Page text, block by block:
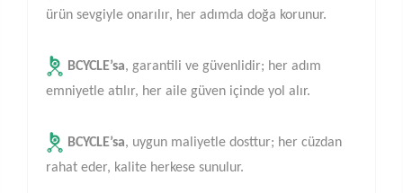
ürün sevgiyle onarılır, her adımda doğa korunur.
BCYCLE’sa, garantili ve güvenlidir; her adım
emniyetle atılır, her aile güven içinde yol alır.
BCYCLE’sa, uygun maliyetle dosttur; her cüzdan
rahat eder, kalite herkese sunulur.